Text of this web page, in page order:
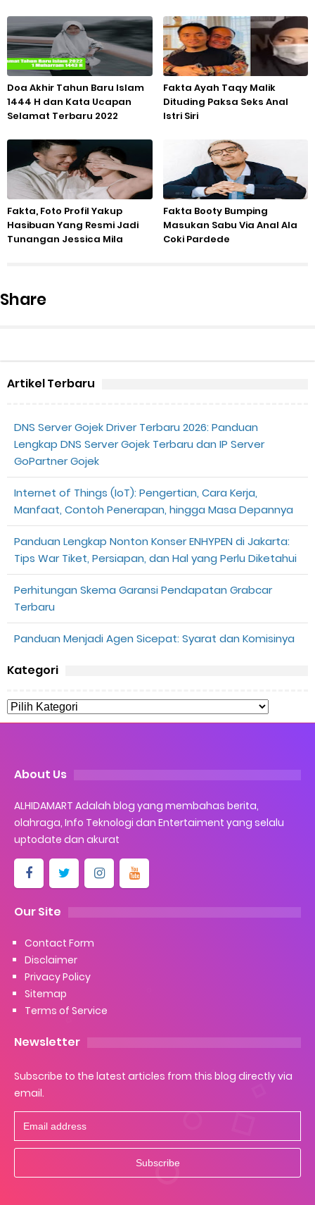
Doa Akhir Tahun Baru Islam
1444 H dan Kata Ucapan
Selamat Terbaru 2022
Fakta Ayah Taqy Malik
Dituding Paksa Seks Anal
Istri Siri
Fakta, Foto Profil Yakup
Hasibuan Yang Resmi Jadi
Tunangan Jessica Mila
Fakta Booty Bumping
Masukan Sabu Via Anal Ala
Coki Pardede
Share
Artikel Terbaru
DNS Server Gojek Driver Terbaru 2026: Panduan
Lengkap DNS Server Gojek Terbaru dan IP Server
GoPartner Gojek
Internet of Things (IoT): Pengertian, Cara Kerja,
Manfaat, Contoh Penerapan, hingga Masa Depannya
Panduan Lengkap Nonton Konser ENHYPEN di Jakarta:
Tips War Tiket, Persiapan, dan Hal yang Perlu Diketahui
Perhitungan Skema Garansi Pendapatan Grabcar
Terbaru
Panduan Menjadi Agen Sicepat: Syarat dan Komisinya
Kategori
About Us
ALHIDAMART Adalah blog yang membahas berita,
olahraga, Info Teknologi dan Entertaiment yang selalu
uptodate dan akurat
Our Site
Contact Form
Disclaimer
Privacy Policy
Sitemap
Terms of Service
Newsletter
Subscribe to the latest articles from this blog directly via
email.